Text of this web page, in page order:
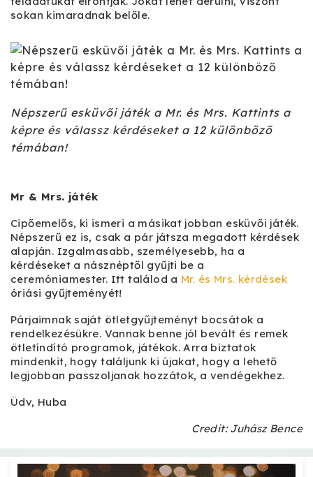
sokan kimaradnak belőle.
Népszerű esküvői játék a Mr. és Mrs. Kattints a
képre és válassz kérdéseket a 12 különböző
témában!
Mr & Mrs. játék
Cipőemelős, ki ismeri a másikat jobban esküvői játék.
Népszerű ez is, csak a pár játsza megadott kérdések
alapján. Izgalmasabb, személyesebb, ha a
kérdéseket a násznéptől gyűjti be a
ceremóniamester. Itt találod a Mr. és Mrs. kérdések
óriási gyűjteményét!
Párjaimnak saját ötletgyűjteményt bocsátok a
rendelkezésükre. Vannak benne jól bevált és remek
ötletíndító programok, játékok. Arra biztatok
mindenkit, hogy találjunk ki újakat, hogy a lehető
legjobban passzoljanak hozzátok, a vendégekhez.
Üdv, Huba
Credit: Juhász Bence